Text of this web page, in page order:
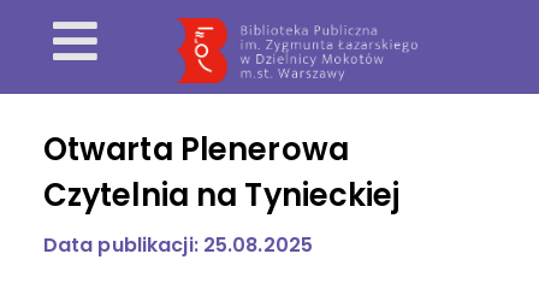
Otwarta Plenerowa
Czytelnia na Tynieckiej
Data publikacji: 25.08.2025